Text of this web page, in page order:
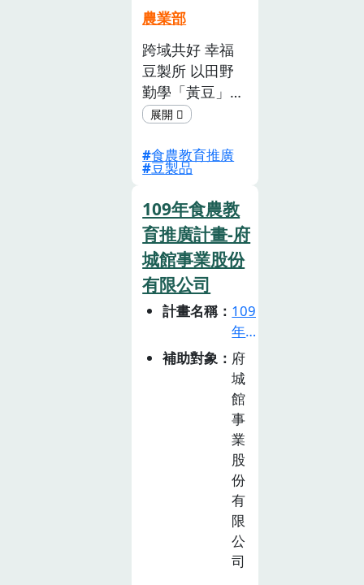
道，讓市場直接
反映影片的效果
與回饋。
選
活
動
止)
農業部
跨域共好 幸福
豆製所 以田野
勤學「黃豆」為
主題，整合食農
程，由大學及社
區課 程參與，
認識在地黃豆作
物友善種植與生
產特色，了解友
善生產方法，並
體認黃豆作物與
全球經濟的關
聯，以此作為未
的引起動機。
食農教育推廣
豆製品
109年食農教
育推廣計畫-府
城館事業股份
有限公司
計畫名稱
109
年
食
農
教
育
推
廣
計
畫
徵
選
活
動
補助對象
府
城
館
事
業
股
份
有
限
公
司